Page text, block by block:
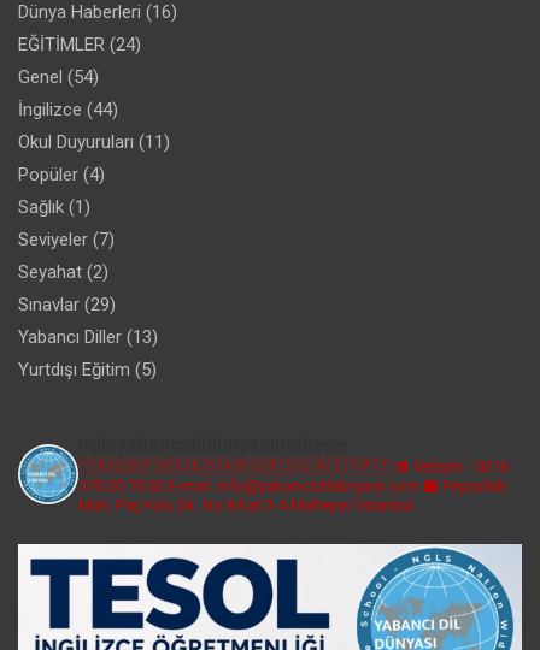
Dünya Haberleri (16)
EĞİTİMLER (24)
Genel (54)
İngilizce (44)
Okul Duyuruları (11)
Popüler (4)
Sağlık (1)
Seviyeler (7)
Seyahat (2)
Sınavlar (29)
Yabancı Diller (13)
Yurtdışı Eğitim (5)
🇹🇷🇬🇧🇫🇷🇩🇪🇸🇦🇷🇺🇪🇸🇨🇳🇮🇹🇵🇹 ☎️ İletişim : 0216
370 20 70 📧 E-mail: info@yabancidildunyasi.com 🏫 Feyzullah
Mah. Plaj Yolu Sk. No:8 Kat:3-4 Maltepe/ İstanbul